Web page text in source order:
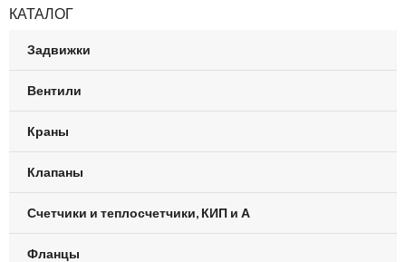
КАТАЛОГ
Задвижки
Вентили
Краны
Клапаны
Счетчики и теплосчетчики, КИП и А
Фланцы